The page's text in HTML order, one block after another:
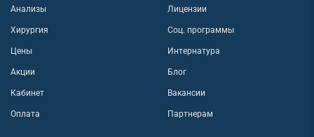
Анализы
Хирургия
Цены
Акции
Кабинет
Оплата
Лицензии
Соц. программы
Интернатура
Блог
Вакансии
Партнерам